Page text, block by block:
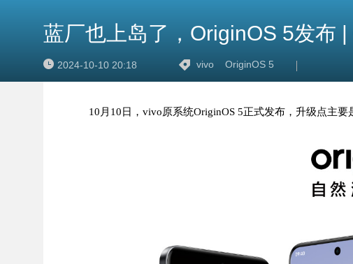
蓝厂也上岛了，OriginOS 5发布
2024-10-10 20:18 vivo OriginOS 5
10月10日，vivo原系统OriginOS 5正式发布，升级点主